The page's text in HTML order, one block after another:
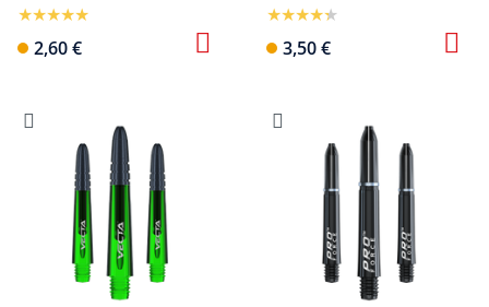
2,60 € 3,50 €